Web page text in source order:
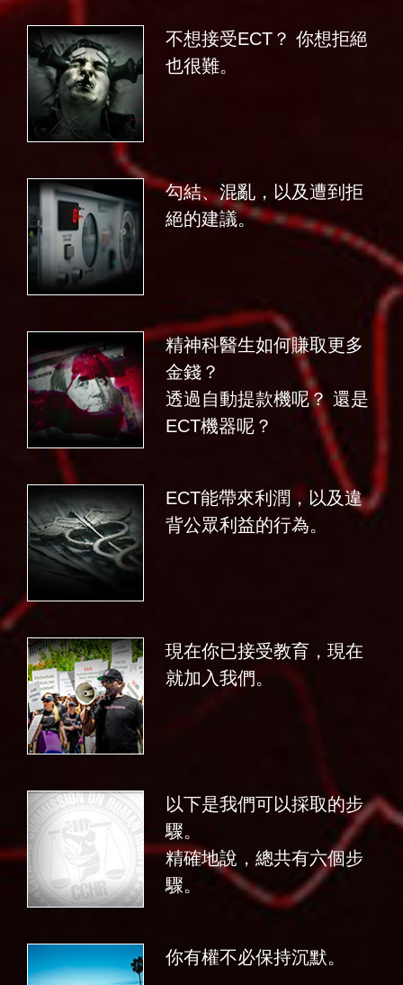
不想接受ECT？ 你想拒絕
也很難。
勾結、混亂，以及遭到拒
絕的建議。
精神科醫生如何賺取更多
金錢？
透過自動提款機呢？ 還是
ECT機器呢？
ECT能帶來利潤，以及違
背公眾利益的行為。
現在你已接受教育，現在
就加入我們。
以下是我們可以採取的步
驟。
精確地說，總共有六個步
驟。
你有權不必保持沉默。